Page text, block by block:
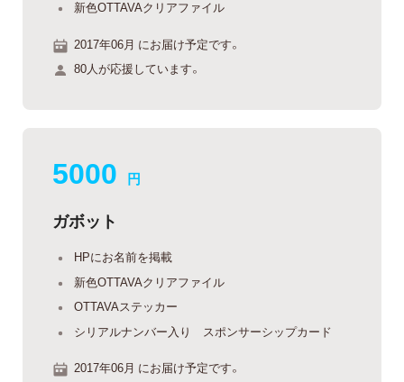
新色OTTAVAクリアファイル
2017年06月 にお届け予定です。
80人が応援しています。
5000 円
ガボット
HPにお名前を掲載
新色OTTAVAクリアファイル
OTTAVAステッカー
シリアルナンバー入り スポンサーシップカード
2017年06月 にお届け予定です。